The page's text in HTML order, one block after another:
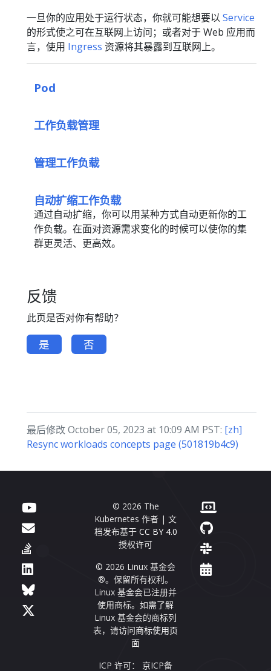
一旦你的应用处于运行状态，你就可能想要以 Service
的形式使之可在互联网上访问；或者对于 Web 应用而
言，使用 Ingress 资源将其暴露到互联网上。
Pod
工作负载管理
管理工作负载
自动扩缩工作负载
通过自动扩缩，你可以用某种方式自动更新你的工
作负载。在面对资源需求变化的时候可以使你的集
群更灵活、更高效。
反馈
此页是否对你有帮助？
是 否
最后修改 October 05, 2023 at 10:09 AM PST: [zh]
Resync workloads concepts page (501819b4c9)
© 2026 The
Kubernetes 作者 | 文
档发布基于 CC BY 4.0
授权许可
© 2026 Linux 基金会
®。保留所有权利。
Linux 基金会已注册并
使用商标。如需了解
Linux 基金会的商标列
表，请访问商标使用页
面
ICP 许可： 京ICP备